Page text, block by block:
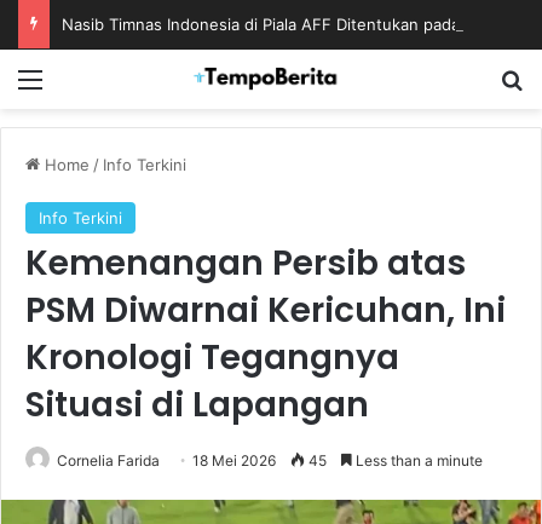
Home / Info Terkini
Info Terkini
Kemenangan Persib atas
PSM Diwarnai Kericuhan, Ini
Kronologi Tegangnya
Situasi di Lapangan
Cornelia Farida 18 Mei 2026 45 Less than a minute